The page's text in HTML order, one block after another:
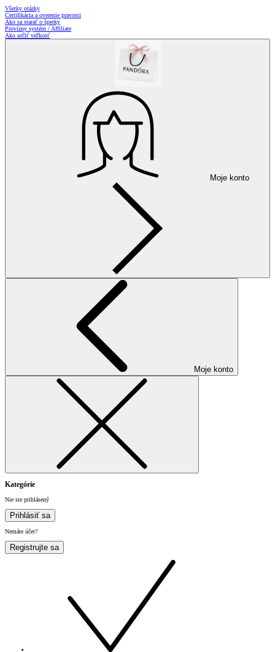
Všetky otázky
Certifikácia a overenie pravosti
Ako sa starať o šperky
Provízny systém / Affiliate
Ako určiť veľkosť
Moje konto
Moje konto
Kategórie
Nie ste prihlásený
Prihlásiť sa
Nemáte účet?
Registrujte sa